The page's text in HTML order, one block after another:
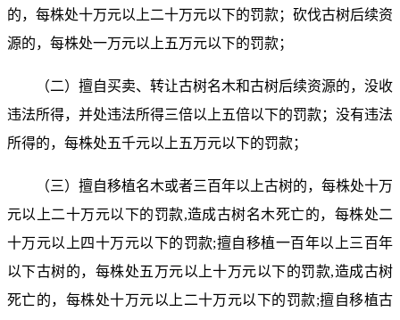
的，每株处十万元以上二十万元以下的罚款；砍伐古树后续资
源的，每株处一万元以上五万元以下的罚款；
（二）擅自买卖、转让古树名木和古树后续资源的，没收
违法所得，并处违法所得三倍以上五倍以下的罚款；没有违法
所得的，每株处五千元以上五万元以下的罚款；
（三）擅自移植名木或者三百年以上古树的，每株处十万
元以上二十万元以下的罚款,造成古树名木死亡的，每株处二
十万元以上四十万元以下的罚款;擅自移植一百年以上三百年
以下古树的，每株处五万元以上十万元以下的罚款,造成古树
死亡的，每株处十万元以上二十万元以下的罚款;擅自移植古